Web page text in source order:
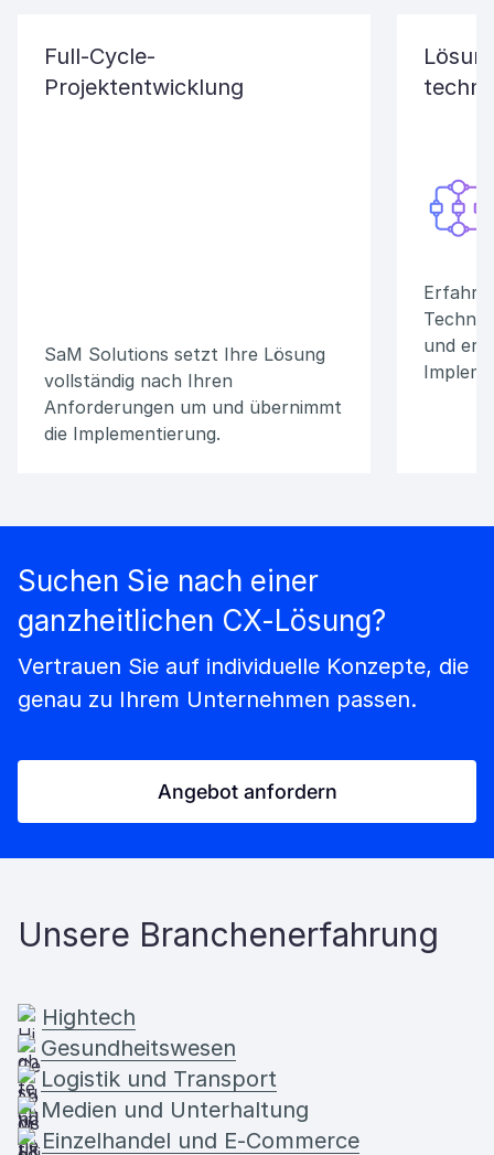
Full-Cycle-
Projektentwicklung
SaM Solutions setzt Ihre Lösung
vollständig nach Ihren
Anforderungen um und übernimmt
die Implementierung.
und
Suchen Sie nach einer
ganzheitlichen CX-Lösung?
Vertrauen Sie auf individuelle Konzepte, die
genau zu Ihrem Unternehmen passen.
Angebot anfordern
Unsere Branchenerfahrung
Hightech
Gesundheitswesen
Logistik und Transport
Medien und Unterhaltung
Einzelhandel und E-Commerce